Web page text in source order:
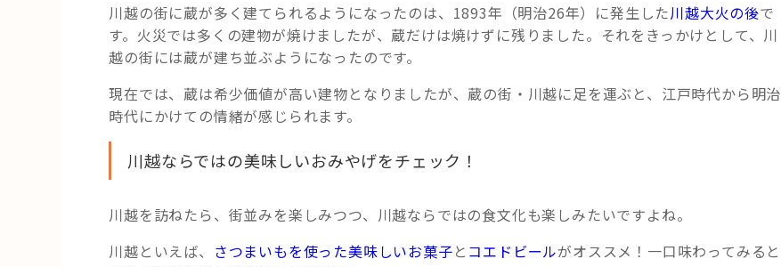
川越の街に蔵が多く建てられるようになったのは、1893年（明治26年）に発生した川越大火の後で
す。火災では多くの建物が焼けましたが、蔵だけは焼けずに残りました。それをきっかけとして、川
越の街には蔵が建ち並ぶようになったのです。
現在では、蔵は希少価値が高い建物となりましたが、蔵の街・川越に足を運ぶと、江戸時代から明治
時代にかけての情緒が感じられます。
川越ならではの美味しいおみやげをチェック！
川越を訪ねたら、街並みを楽しみつつ、川越ならではの食文化も楽しみたいですよね。
川越といえば、 さつまいもを使った美味しいお菓子と コエドビールがオススメ！一口味わってみると